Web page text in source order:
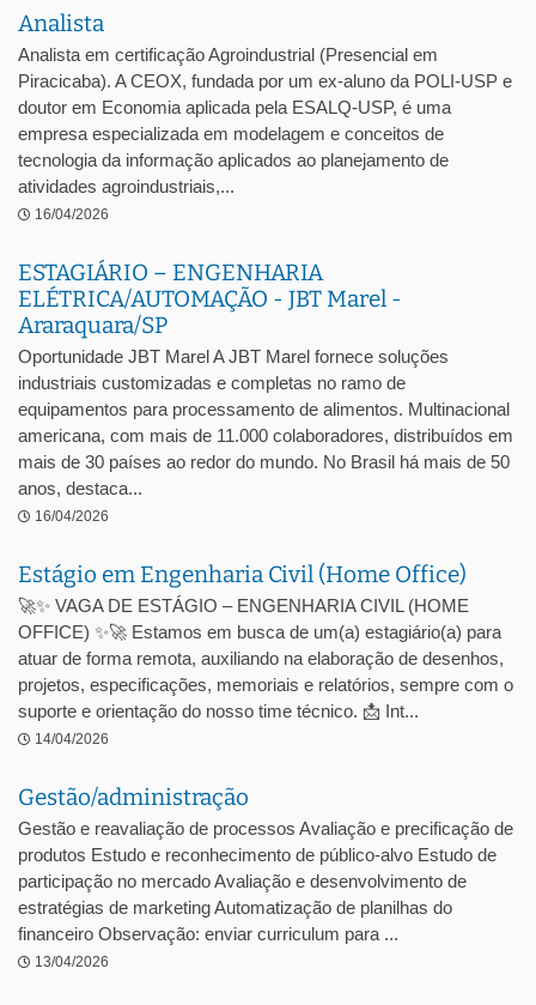
Analista
Analista em certificação Agroindustrial (Presencial em
Piracicaba). A CEOX, fundada por um ex-aluno da POLI-USP e
doutor em Economia aplicada pela ESALQ-USP, é uma
empresa especializada em modelagem e conceitos de
tecnologia da informação aplicados ao planejamento de
atividades agroindustriais,...
16/04/2026
ESTAGIÁRIO – ENGENHARIA
ELÉTRICA/AUTOMAÇÃO - JBT Marel -
Araraquara/SP
Oportunidade JBT Marel A JBT Marel fornece soluções
industriais customizadas e completas no ramo de
equipamentos para processamento de alimentos. Multinacional
americana, com mais de 11.000 colaboradores, distribuídos em
mais de 30 países ao redor do mundo. No Brasil há mais de 50
anos, destaca...
16/04/2026
Estágio em Engenharia Civil (Home Office)
🚀✨ VAGA DE ESTÁGIO – ENGENHARIA CIVIL (HOME
OFFICE) ✨🚀 Estamos em busca de um(a) estagiário(a) para
atuar de forma remota, auxiliando na elaboração de desenhos,
projetos, especificações, memoriais e relatórios, sempre com o
suporte e orientação do nosso time técnico. 📩 Int...
14/04/2026
Gestão/administração
Gestão e reavaliação de processos Avaliação e precificação de
produtos Estudo e reconhecimento de público-alvo Estudo de
participação no mercado Avaliação e desenvolvimento de
estratégias de marketing Automatização de planilhas do
financeiro Observação: enviar curriculum para ...
13/04/2026